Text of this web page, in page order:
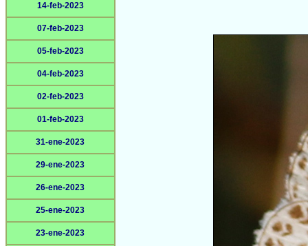
14-feb-2023
07-feb-2023
05-feb-2023
04-feb-2023
02-feb-2023
01-feb-2023
31-ene-2023
29-ene-2023
26-ene-2023
25-ene-2023
23-ene-2023